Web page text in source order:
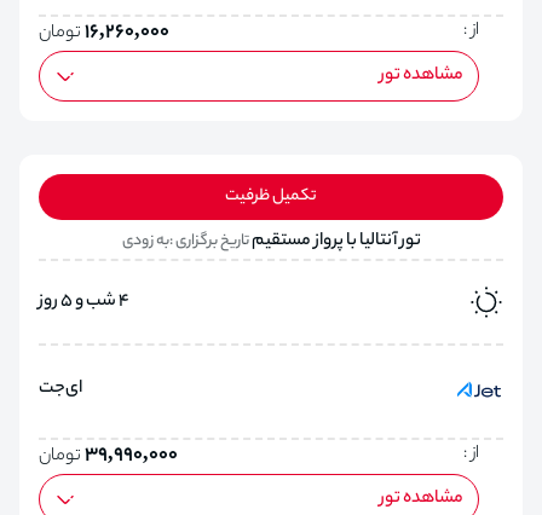
از : 16,260,000تومان
مشاهده تور
تکمیل ظرفیت
تور آنتالیا با پرواز مستقیمتاریخ برگزاری :به زودی
4 شب و 5 روز
ای‌جت
از : 39,990,000تومان
مشاهده تور